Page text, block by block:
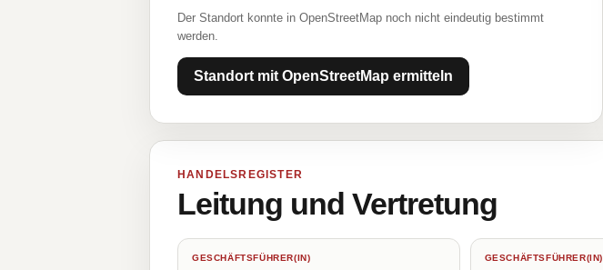
Der Standort konnte in OpenStreetMap noch nicht eindeutig bestimmt
werden.
Standort mit OpenStreetMap ermitteln
HANDELSREGISTER
Leitung und Vertretung
GESCHÄFTSFÜHRER(IN) GESCHÄFTSFÜHRER(IN)